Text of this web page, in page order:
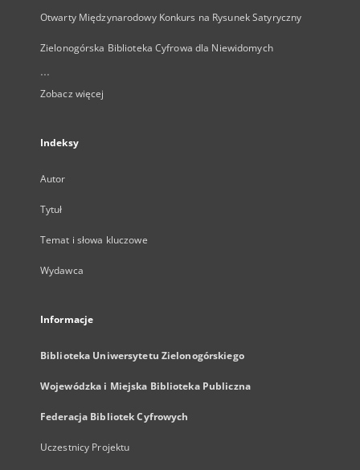
Otwarty Międzynarodowy Konkurs na Rysunek Satyryczny
Zielonogórska Biblioteka Cyfrowa dla Niewidomych
...
Zobacz więcej
Indeksy
Autor
Tytuł
Temat i słowa kluczowe
Wydawca
Informacje
Biblioteka Uniwersytetu Zielonogórskiego
Wojewódzka i Miejska Biblioteka Publiczna
Federacja Bibliotek Cyfrowych
Uczestnicy Projektu